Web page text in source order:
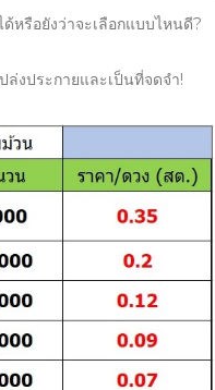
หรือยังว่าจะเลือกแบบไหนดี?
งประกายและเป็นที่จดจำ!